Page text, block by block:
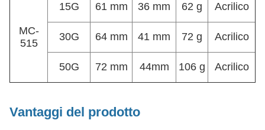
MC-
515
15G 61 mm 36 mm 62 g Acrilico
30G 64 mm 41 mm 72 g Acrilico
50G 72 mm 44mm 106 g Acrilico
Vantaggi del prodotto